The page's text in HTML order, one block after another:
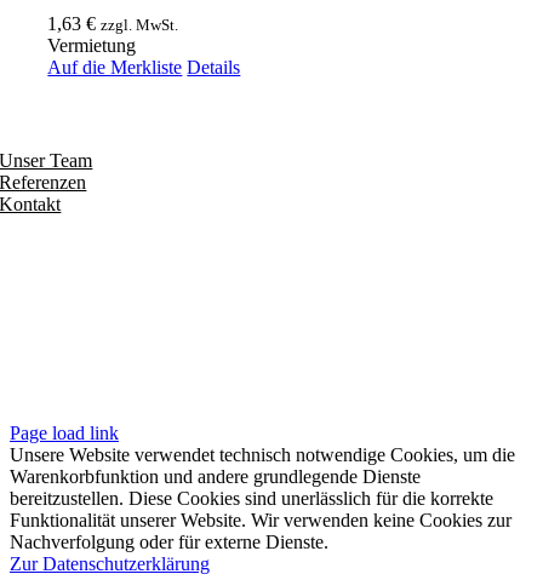
1,63€ zzgl. MwSt.
Vermietung
Auf die Merkliste Details
Unser Team
Referenzen
Kontakt
Page load link
Unsere Website verwendet technisch notwendige Cookies, um die
Warenkorbfunktion und andere grundlegende Dienste
bereitzustellen. Diese Cookies sind unerlässlich für die korrekte
Funktionalität unserer Website. Wir verwenden keine Cookies zur
Nachverfolgung oder für externe Dienste.
Zur Datenschutzerklärung